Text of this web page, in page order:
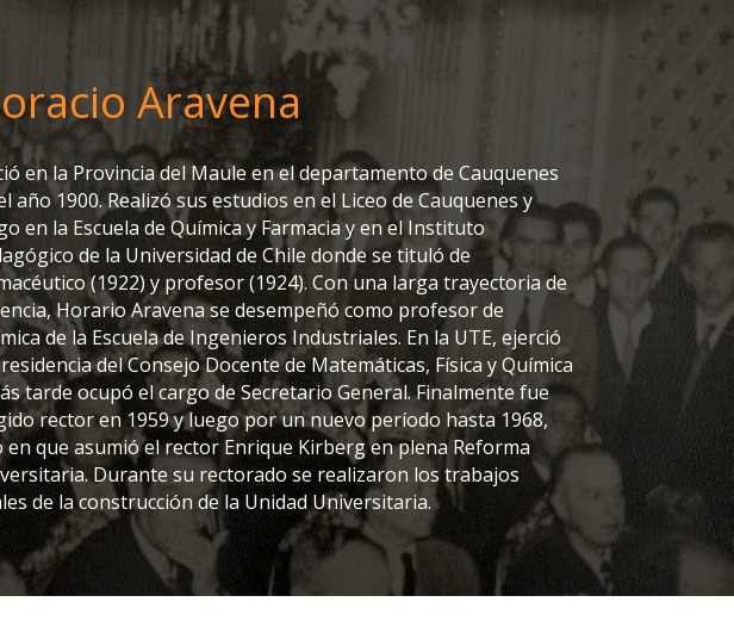
Aravena
en la Provincia del Maule en el departamento de Cauquenes
año 1900. Realizó sus estudios en el Liceo de Cauquenes y
en la Escuela de Química y Farmacia y en el Instituto
de la Universidad de Chile donde se tituló de
(1922) y profesor (1924). Con una larga trayectoria de
Horario Aravena se desempeñó como profesor de
de la Escuela de Ingenieros Industriales. En la UTE, ejerció
del Consejo Docente de Matemáticas, Física y Química
tarde ocupó el cargo de Secretario General. Finalmente fue
rector en 1959 y luego por un nuevo período hasta 1968,
en que asumió el rector Enrique Kirberg en plena Reforma
Durante su rectorado se realizaron los trabajos
de la construcción de la Unidad Universitaria.